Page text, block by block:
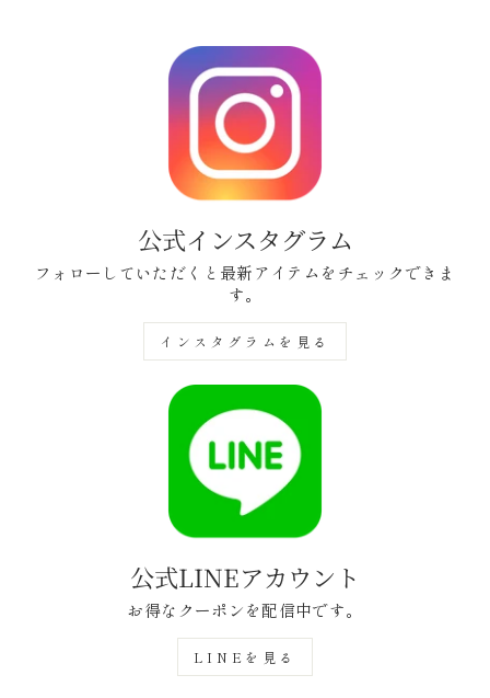
公式インスタグラム
フォローしていただくと最新アイテムをチェックできま
す。
インスタグラムを見る
公式LINEアカウント
お得なクーポンを配信中です。
LINEを見る